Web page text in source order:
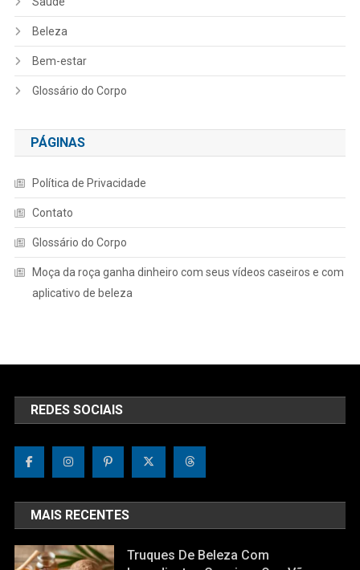
Beleza
Bem-estar
Glossário do Corpo
PÁGINAS
Política de Privacidade
Contato
Glossário do Corpo
Moça da roça ganha dinheiro com seus vídeos caseiros e com
aplicativo de beleza
REDES SOCIAIS
MAIS RECENTES
Truques De Beleza Com